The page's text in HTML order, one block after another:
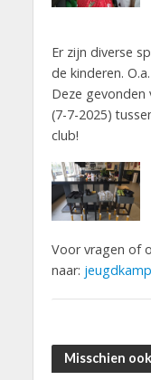
Er zijn diverse
de kinderen.
Deze
(7-7-2025)
club!
Voor vragen of
naar:
Misschien